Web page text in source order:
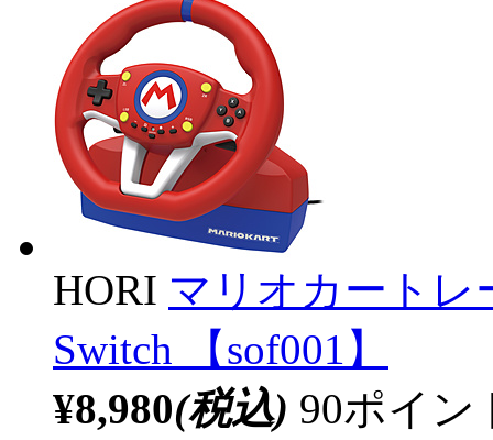
HORI マリオカートレ
Switch 【sof001】
¥8,980(税込) 90ポイ